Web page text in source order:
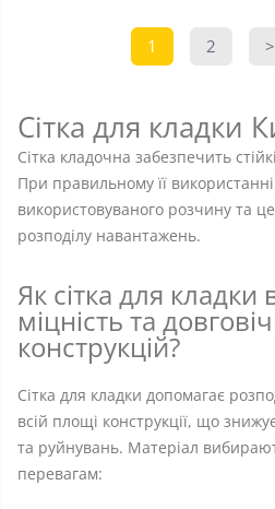
1 2 >
Сітка для кладки
Сітка кладочна забезпечить
При правильному її
використовуваного розчину та
розподілу навантажень.
Як сітка для кладки
міцність та
конструкцій?
Сітка для кладки допомагає
всій площі конструкції, що
та руйнувань. Матеріал
перевагам: